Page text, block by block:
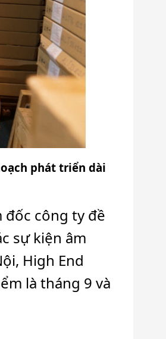
phát triển dài
đốc công ty đề
sự kiện âm
High End
là tháng 9 và